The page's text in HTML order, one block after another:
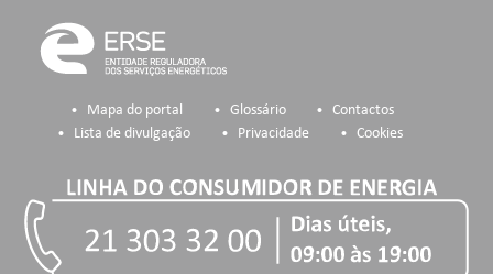
Mapa do portal Glossário
Contactos
Lista de divulgação
Privacidade Cookies